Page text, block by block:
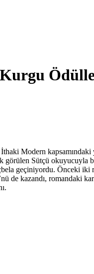
Modern
Sütçü okuyucuyla
geçiniyordu. Önceki iki
kazandı, romandaki